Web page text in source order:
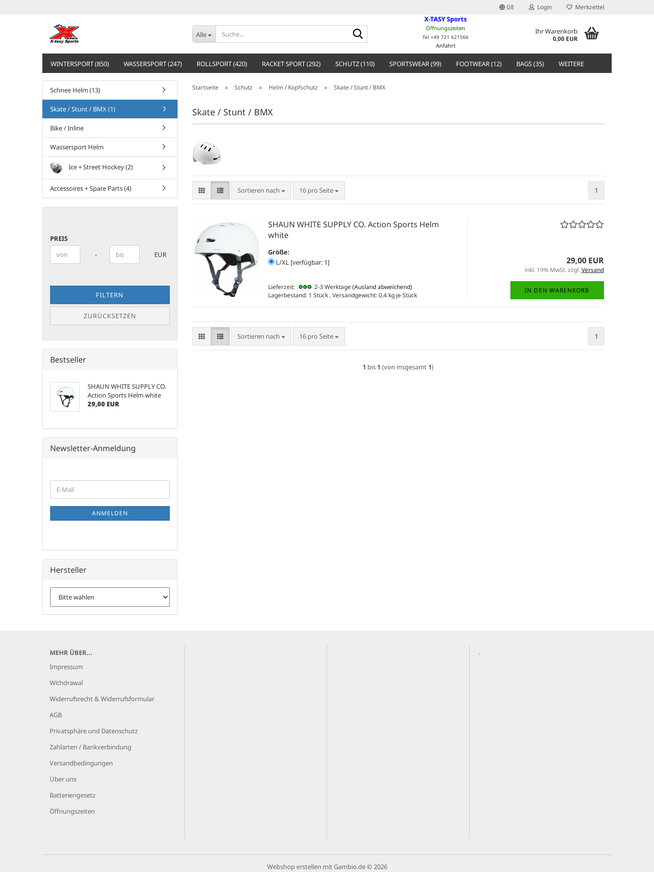
DE Login Merkzettel
Alle
X-TASY Sports
Öffnungszeiten
Tel +49 721 621566
Anfahrt
Ihr Warenkorb
0,00 EUR
WINTERSPORT (850) WASSERSPORT (247) ROLLSPORT (420) RACKET SPORT (292) SCHUTZ (110) SPORTSWEAR (99) FOOTWEAR (12) BAGS (35) WEITERE
Startseite » Schutz » Helm / Kopfschutz » Skate / Stunt / BMX
Skate / Stunt / BMX
Sortieren nach
Sortieren nach 16 pro Seite
pro Seite 1
SHAUN WHITE SUPPLY CO. Action Sports Helm
white
Größe:
L/XL [verfügbar: 1]
Lieferzeit: 2-3 Werktage (Ausland abweichend)
Lagerbestand: 1 Stück , Versandgewicht:0,4kg je Stück
29,00 EUR
inkl. 19% MwSt. zzgl.Versand
IN DEN WARENKORB
Sortieren nach
Sortieren nach 16 pro Seite
pro Seite 1
1 bis 1 (von insgesamt 1)
Schnee Helm (13)
Skate / Stunt / BMX (1)
Bike / Inline
Wassersport Helm
Ice + Street Hockey (2)
Accessoires + Spare Parts (4)
PREIS
Preis bis
- EUR
FILTERN
ZURÜCKSETZEN
Bestseller
SHAUN WHITE SUPPLY CO.
Action Sports Helm white
29,00 EUR
Newsletter-Anmeldung
ZUR
NEWSLETTER-
E-
Mail
ANMELDEN
Hersteller
MEHR ÜBER...
Impressum
Withdrawal
Widerrufsrecht & Widerrufsformular
AGB
Privatsphäre und Datenschutz
Zahlarten / Bankverbindung
Versandbedingungen
Über uns
Batteriengesetz
Öffnungszeiten
.
Webshop erstellen mit Gambio.de © 2026